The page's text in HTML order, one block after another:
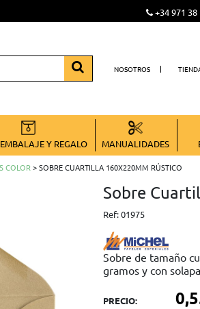
+34 971 38
NOSOTROS
Y REGALO MANUALIDADES
COLOR> SOBRE CUARTILLA 160X220MM RÚSTICO
Sobre
Ref:01975
Sobre de tamaño
gramos y con
PRECIO: